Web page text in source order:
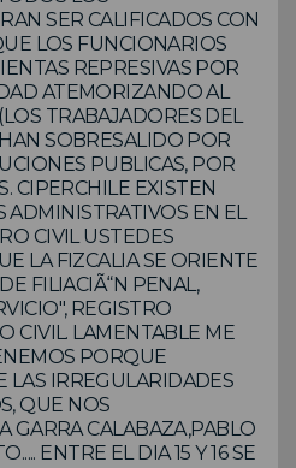
SER CALIFICADOS CON
LOS FUNCIONARIOS
REPRESIVAS POR
ATEMORIZANDO AL
TRABAJADORES DEL
SOBRESALIDO POR
PUBLICAS, POR
CIPERCHILE EXISTEN
ADMINISTRATIVOS EN EL
CIVIL USTEDES
LA FIZCALIA SE ORIENTE
FILIACIÃ“N PENAL,
REGISTRO
CIVIL. LAMENTABLE ME
PORQUE
LAS IRREGULARIDADES
QUE NOS
GARRA CALABAZA,PABLO
ENTRE EL DIA 15 Y 16 SE